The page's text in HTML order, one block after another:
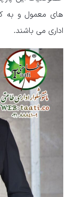
های معمول و به
اداری می باشند.